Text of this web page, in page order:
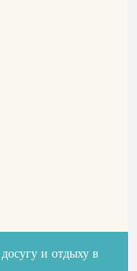
и отдыху в